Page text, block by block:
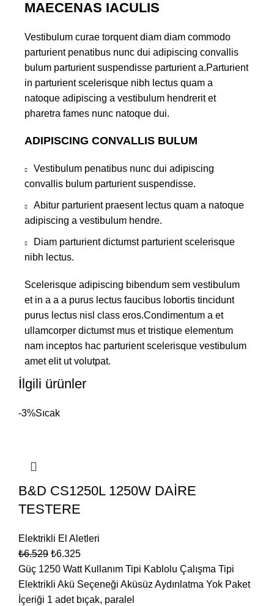
MAECENAS IACULIS
Vestibulum curae torquent diam diam commodo
parturient penatibus nunc dui adipiscing convallis
bulum parturient suspendisse parturient a.Parturient
in parturient scelerisque nibh lectus quam a
natoque adipiscing a vestibulum hendrerit et
pharetra fames nunc natoque dui.
ADIPISCING CONVALLIS BULUM
Vestibulum penatibus nunc dui adipiscing
convallis bulum parturient suspendisse.
Abitur parturient praesent lectus quam a natoque
adipiscing a vestibulum hendre.
Diam parturient dictumst parturient scelerisque
nibh lectus.
Scelerisque adipiscing bibendum sem vestibulum
et in a a a purus lectus faucibus lobortis tincidunt
purus lectus nisl class eros.Condimentum a et
ullamcorper dictumst mus et tristique elementum
nam inceptos hac parturient scelerisque vestibulum
amet elit ut volutpat.
İlgili ürünler
-3%Sıcak
B&D CS1250L 1250W DAİRE
TESTERE
Elektrikli El Aletleri
₺6.529 ₺6.325
Güç 1250 Watt Kullanım Tipi Kablolu Çalışma Tipi
Elektrikli Akü Seçeneği Aküsüz Aydınlatma Yok Paket
İçeriği 1 adet bıçak, paralel